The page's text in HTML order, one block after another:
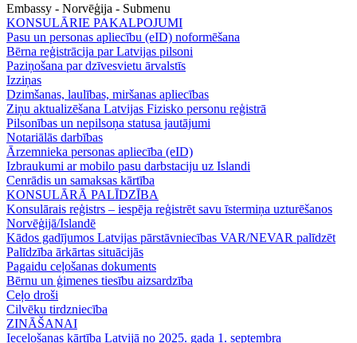
Embassy - Norvēģija - Submenu
KONSULĀRIE PAKALPOJUMI
Pasu un personas apliecību (eID) noformēšana
Bērna reģistrācija par Latvijas pilsoni
Paziņošana par dzīvesvietu ārvalstīs
Izziņas
Dzimšanas, laulības, miršanas apliecības
Ziņu aktualizēšana Latvijas Fizisko personu reģistrā
Pilsonības un nepilsoņa statusa jautājumi
Notariālās darbības
Ārzemnieka personas apliecība (eID)
Izbraukumi ar mobilo pasu darbstaciju uz Islandi
Cenrādis un samaksas kārtība
KONSULĀRĀ PALĪDZĪBA
Konsulārais reģistrs – iespēja reģistrēt savu īstermiņa uzturēšanos
Norvēģijā/Islandē
Kādos gadījumos Latvijas pārstāvniecības VAR/NEVAR palīdzēt
Palīdzība ārkārtas situācijās
Pagaidu ceļošanas dokuments
Bērnu un ģimenes tiesību aizsardzība
Ceļo droši
Cilvēku tirdzniecība
ZINĀŠANAI
Ieceļošanas kārtība Latvijā no 2025. gada 1. septembra